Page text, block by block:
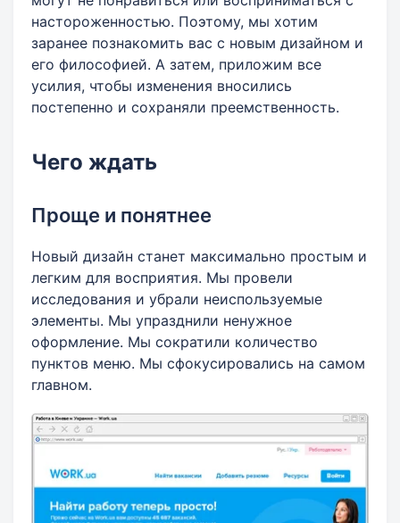
настороженностью. Поэтому, мы хотим
заранее познакомить вас с новым дизайном и
его философией. А затем, приложим все
усилия, чтобы изменения вносились
постепенно и сохраняли преемственность.
Чего ждать
Проще и понятнее
Новый дизайн станет максимально простым и
легким для восприятия. Мы провели
исследования и убрали неиспользуемые
элементы. Мы упразднили ненужное
оформление. Мы сократили количество
пунктов меню. Мы сфокусировались на самом
главном.